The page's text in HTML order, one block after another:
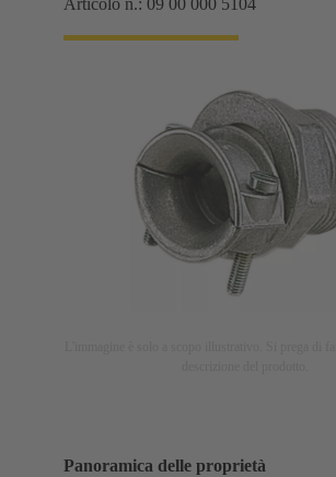
Articolo n.: 09 00 000 5104
Panoramica delle proprietà